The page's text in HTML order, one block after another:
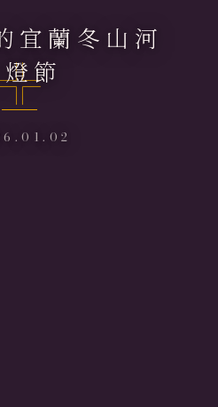
宜蘭冬山河
節